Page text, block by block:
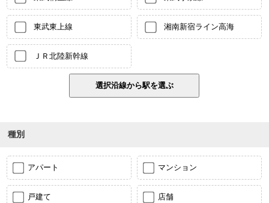
東武東上線 湘南新宿ライン高海
ＪＲ北陸新幹線
種別
アパート マンション
戸建て 店舗